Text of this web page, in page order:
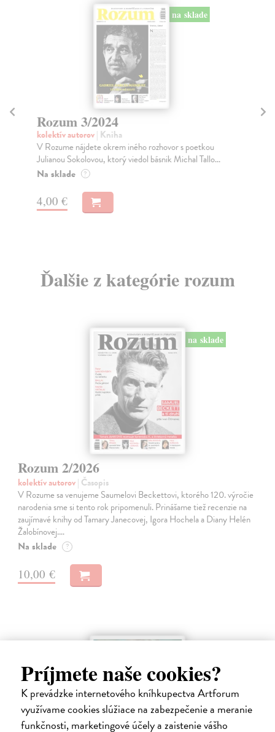
Príjmete naše cookies?
K prevádzke internetového kníhkupectva Artforum
využívame cookies slúžiace na zabezpečenie a meranie
funkčnosti, marketingové účely a zaistenie vášho
na sklade
Rozum 3/2024
kolektív autorov| Kniha
V Rozume nájdete okrem iného rozhovor s poetkou
Julianou Sokolovou, ktorý viedol básnik Michal Tallo...
Na sklade ?
4,00 €
Ďalšie z kategórie rozum
na sklade
Rozum 2/2026
kolektív autorov| Časopis
V Rozume sa venujeme Saumelovi Beckettovi, ktorého 120. výročie
narodenia sme si tento rok pripomenuli. Prinášame tiež recenzie na
zaujímavé knihy od Tamary Janecovej, Igora Hochela a Diany Helén
Žalobínovej.…
Na sklade ?
10,00 €